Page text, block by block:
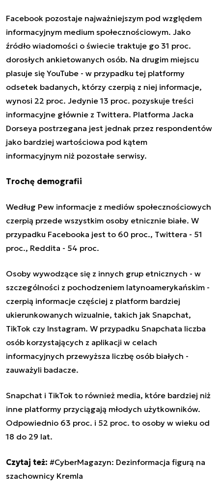
Facebook pozostaje najważniejszym pod względem
informacyjnym medium społecznościowym. Jako
źródło wiadomości o świecie traktuje go 31 proc.
dorosłych ankietowanych osób. Na drugim miejscu
plasuje się YouTube - w przypadku tej platformy
odsetek badanych, którzy czerpią z niej informacje,
wynosi 22 proc. Jedynie 13 proc. pozyskuje treści
informacyjne głównie z Twittera. Platforma Jacka
Dorseya postrzegana jest jednak przez respondentów
jako bardziej wartościowa pod kątem
informacyjnym niż pozostałe serwisy.
Trochę demografii
Według Pew informacje z mediów społecznościowych
czerpią przede wszystkim osoby etnicznie białe. W
przypadku Facebooka jest to 60 proc., Twittera - 51
proc., Reddita - 54 proc.
Osoby wywodzące się z innych grup etnicznych - w
szczególności z pochodzeniem latynoamerykańskim -
czerpią informacje częściej z platform bardziej
ukierunkowanych wizualnie, takich jak Snapchat,
TikTok czy Instagram. W przypadku Snapchata liczba
osób korzystających z aplikacji w celach
informacyjnych przewyższa liczbę osób białych -
zauważyli badacze.
Snapchat i TikTok to również media, które bardziej niż
inne platformy przyciągają młodych użytkowników.
Odpowiednio 63 proc. i 52 proc. to osoby w wieku od
18 do 29 lat.
Czytaj też: #CyberMagazyn: Dezinformacja figurą na
szachownicy Kremla